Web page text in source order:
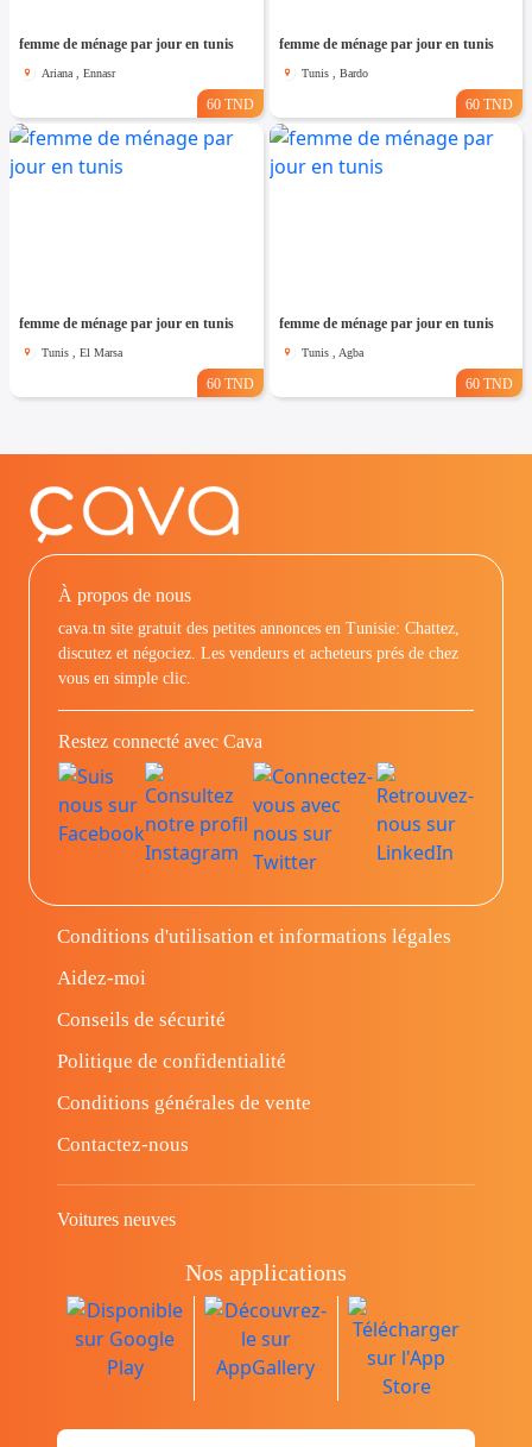
femme de ménage par jour en tunis
Ariana , Ennasr
60 TND
femme de ménage par jour en tunis
Tunis , Bardo
60 TND
femme de ménage par jour en tunis
Tunis , El Marsa
60 TND
femme de ménage par jour en tunis
Tunis , Agba
60 TND
À propos de nous
cava.tn site gratuit des petites annonces en Tunisie: Chattez,
discutez et négociez. Les vendeurs et acheteurs prés de chez
vous en simple clic.
Restez connecté avec Cava
Conditions d'utilisation et informations légales
Aidez-moi
Conseils de sécurité
Politique de confidentialité
Conditions générales de vente
Contactez-nous
Voitures neuves
Nos applications